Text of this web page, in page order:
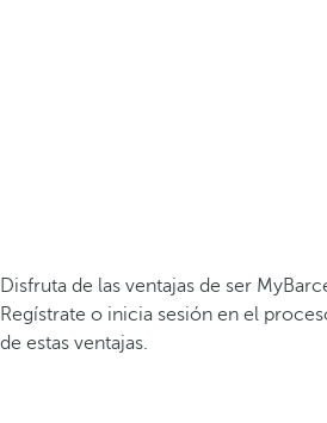
Disfruta de las ventajas de ser
Regístrate o inicia sesión en el
de estas ventajas.